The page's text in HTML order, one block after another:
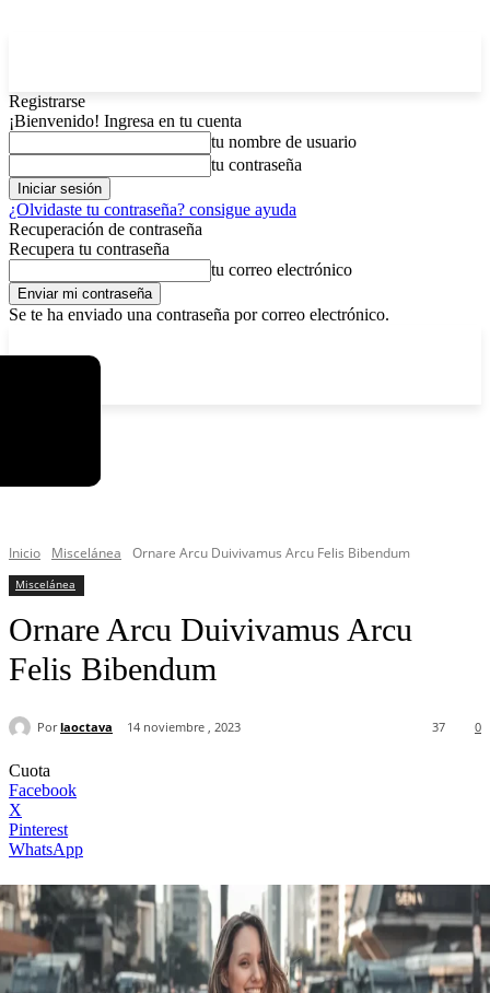
Registrarse
¡Bienvenido! Ingresa en tu cuenta
tu nombre de usuario
tu contraseña
¿Olvidaste tu contraseña? consigue ayuda
Recuperación de contraseña
Recupera tu contraseña
tu correo electrónico
Se te ha enviado una contraseña por correo electrónico.
Inicio Miscelánea Ornare Arcu Duivivamus Arcu Felis Bibendum
Miscelánea
Ornare Arcu Duivivamus Arcu
Felis Bibendum
Por laoctava 14 noviembre , 2023 0
37
Cuota
Facebook
X
Pinterest
WhatsApp